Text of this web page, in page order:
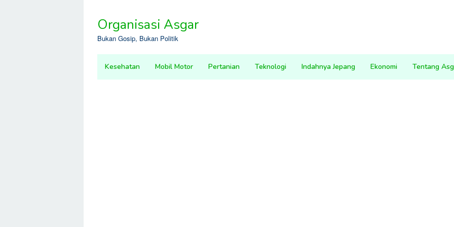
contentOrganisasi Asgar
Bukan Gosip, Bukan Politik
Kesehatan Mobil Motor Pertanian Teknologi Indahnya Jepang Ekonomi Tentang